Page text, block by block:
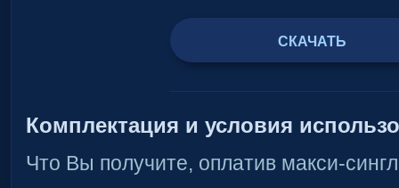
СКАЧАТЬ
Комплектация и условия
Что Вы получите, оплатив макси-